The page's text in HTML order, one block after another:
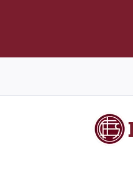
Partido entre Lanús y Bolivar